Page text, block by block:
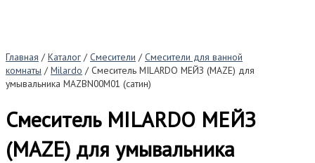
Главная / Каталог / Смесители / Смесители для ванной
комнаты / Milardo / Смеситель MILARDO МЕЙЗ (MAZE) для
умывальника MAZBN00M01 (сатин)
Смеситель MILARDO МЕЙЗ
(MAZE) для умывальника